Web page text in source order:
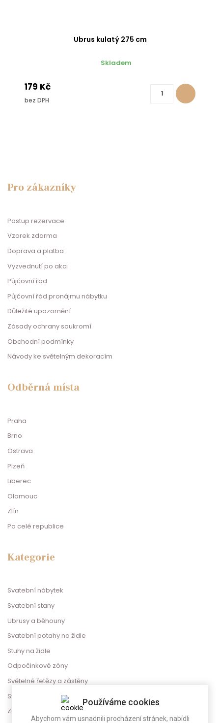
Ubrus kulatý 275 cm
Skladem
179 Kč
bez DPH
Pro zákazníky
Postup rezervace
Vzorek zdarma
Doprava a platba
Vyzvednutí po akci
Půjčovní řád
Půjčovní řád pronájmu nábytku
Důležité upozornění
Zásady ochrany soukromí
Obchodní podmínky
Návody ke světelným dekoracím
Odběrná místa
Praha
Brno
Ostrava
Plzeň
Liberec
Olomouc
Zlín
Po celé republice
Kategorie
Svatební nábytek
Svatební stany
Ubrusy a běhouny
Svatební potahy na židle
Stuhy na židle
Odpočinkové zóny
Světelné řetězy a zástěny
Svatební dekorace
Zábava na svatbu
Používáme cookies
Abychom vám usnadnili procházení stránek, nabídli